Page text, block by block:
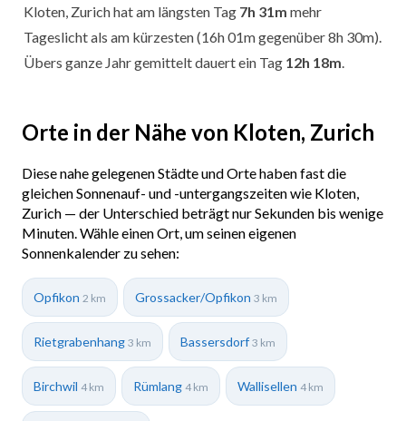
Kloten, Zurich hat am längsten Tag 7h 31m mehr
Tageslicht als am kürzesten (16h 01m gegenüber 8h 30m).
Übers ganze Jahr gemittelt dauert ein Tag 12h 18m
Orte in der Nähe von Kloten, Zurich
Diese nahe gelegenen Städte und Orte haben fast die
gleichen Sonnenauf- und -untergangszeiten wie Kloten,
Zurich — der Unterschied beträgt nur Sekunden bis wenige
Minuten. Wähle einen Ort, um seinen eigenen
Sonnenkalender zu sehen:
Opfikon 2 km Grossacker/Opfikon 3 km
Rietgrabenhang 3 km Bassersdorf 3 km
Birchwil 4 km Rümlang 4 km Wallisellen 4 km